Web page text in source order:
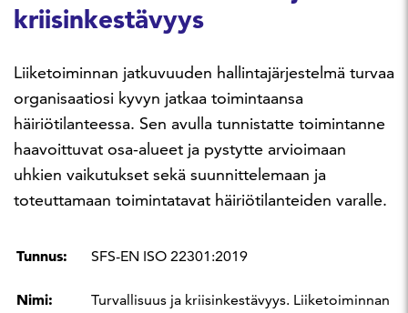
kriisinkestävyys
Liiketoiminnan jatkuvuuden hallintajärjestelmä turvaa
organisaatiosi kyvyn jatkaa toimintaansa
häiriötilanteessa. Sen avulla tunnistatte toimintanne
haavoittuvat osa-alueet ja pystytte arvioimaan
uhkien vaikutukset sekä suunnittelemaan ja
toteuttamaan toimintatavat häiriötilanteiden varalle.
Tunnus: SFS-EN ISO 22301:2019
Nimi:
Turvallisuus ja kriisinkestävyys. Liiketoiminnan